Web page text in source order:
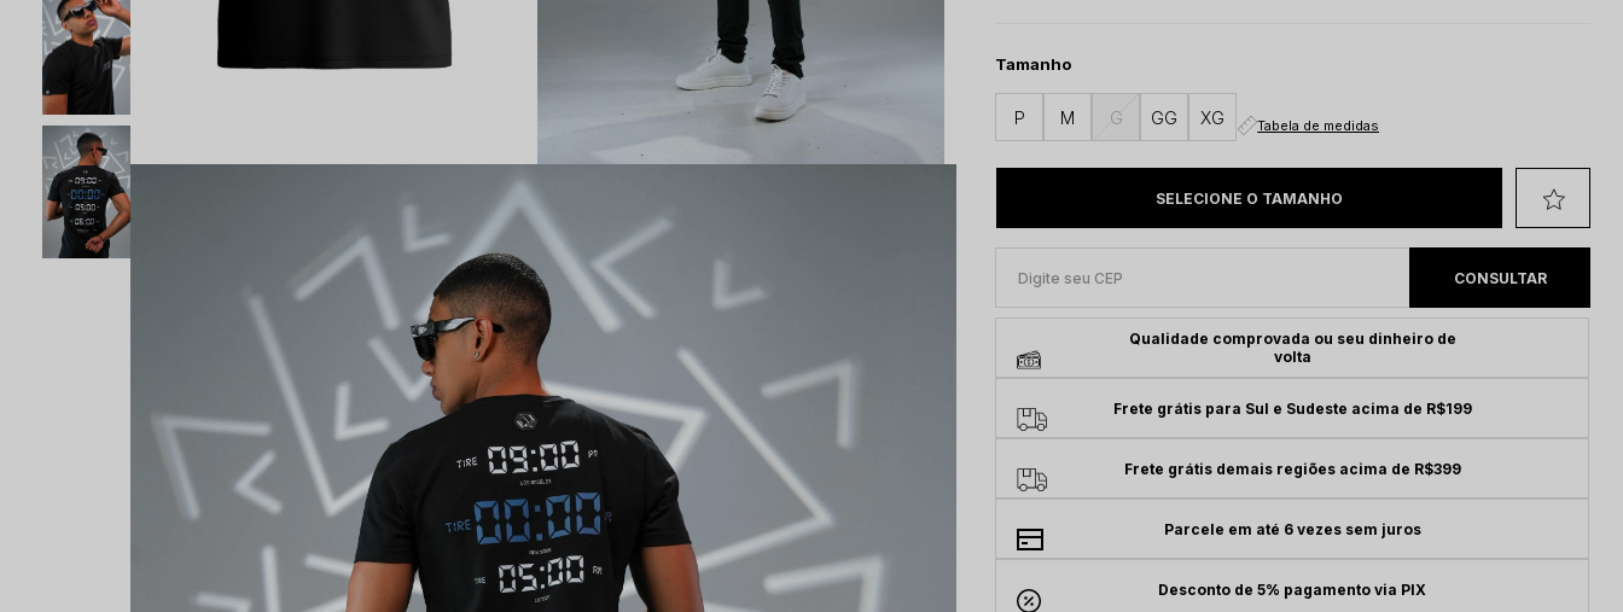
Tamanho
P M G GG XG Tabela de medidas
Qualidade comprovada ou seu dinheiro de
volta
Frete grátis para Sul e Sudeste acima de R$199
Frete grátis demais regiões acima de R$399
Parcele em até 6 vezes sem juros
Desconto de 5% pagamento via PIX